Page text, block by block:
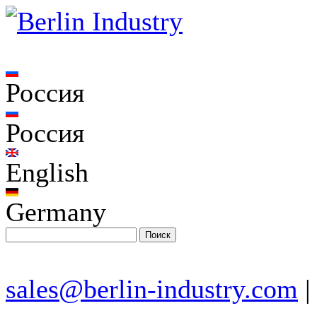
Россия
Россия
English
Germany
sales@berlin-industry.com |